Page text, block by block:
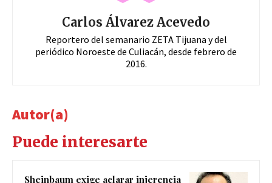
Carlos Álvarez Acevedo
Reportero del semanario ZETA Tijuana y del
periódico Noroeste de Culiacán, desde febrero de
2016.
Autor(a)
Puede interesarte
Sheinbaum exige aclarar injerencia